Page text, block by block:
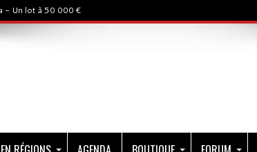
- Un lot à 50 000 €